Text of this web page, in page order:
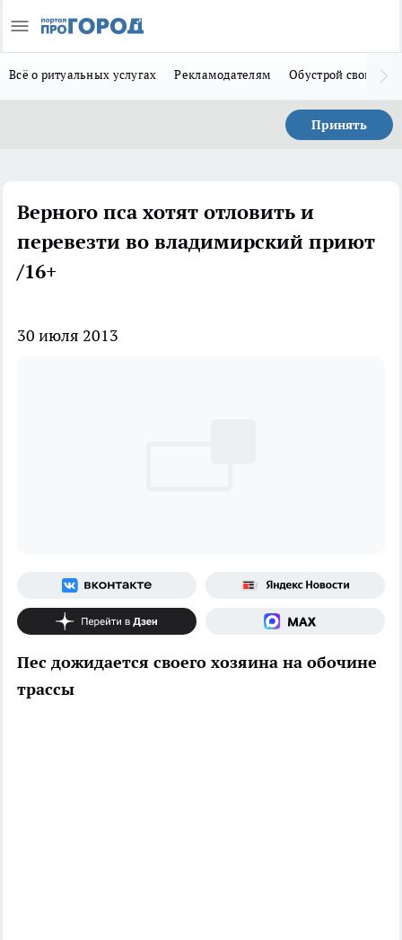
Всё о ритуальных услугах Рекламодателям Обустрой свой дом
Принять
Верного пса хотят отловить и
перевезти во владимирский приют
/16+
30 июля 2013
Пес дожидается своего хозяина на обочине
трассы